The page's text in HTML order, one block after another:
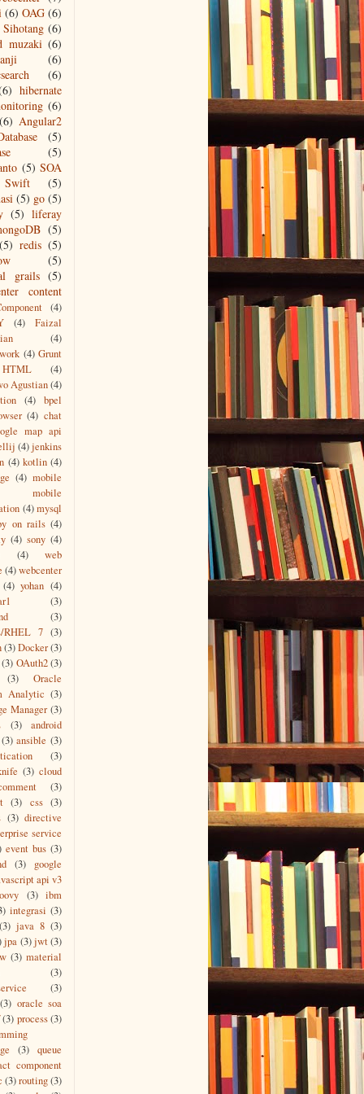
(6) OAG (6)
(6)
muzaki (6)
(6)
(6)
hibernate
(6)
(6) Angular2
(5)
(5)
(5) SOA
Swift
(5)
(5) go (5)
(5) liferay
(5)
(5) redis (5)
(5)
grails (5)
content
(4)
(4)
Faizal
(4)
(4) Grunt
HTML
(4)
Agustian(4)
(4) bpel
(4) chat
map api
(4)jenkins
(4) kotlin (4)
(4) mobile
mobile
(4) mysql
on rails (4)
(4) sony (4)
(4)
web
(4)webcenter
(4) yohan (4)
(3)
(3)
RHEL 7 (3)
(3)Docker(3)
(3) OAuth2(3)
(3)
Oracle
Analytic (3)
Manager (3)
(3)
android
(3) ansible (3)
(3)
(3) cloud
(3)
(3) css (3)
(3) directive
service
event bus (3)
(3)
google
api v3
(3) ibm
integrasi (3)
(3) java 8 (3)
jpa (3)jwt(3)
(3) material
(3)
(3)
(3) oracle soa
(3) process (3)
(3) queue
component
(3)routing(3)